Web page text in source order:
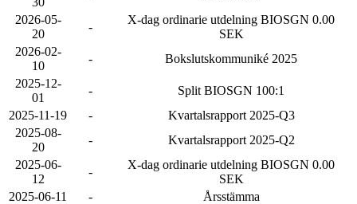
2026-05-
20
-
X-dag ordinarie utdelning BIOSGN 0.00
SEK
2026-02-
10
-
Bokslutskommuniké 2025
2025-12-
01
-
Split BIOSGN 100:1
2025-11-19
-
Kvartalsrapport 2025-Q3
2025-08-
20
-
Kvartalsrapport 2025-Q2
2025-06-
12
-
X-dag ordinarie utdelning BIOSGN 0.00
SEK
2025-06-11
-
Årsstämma